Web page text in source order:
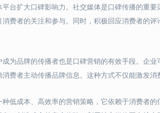
台扩大口碑影响力。社交媒体是口碑传播的重
费者的关注和参与。同时，积极回应消费者的
为品牌的传播者也是口碑营销的有效手段。企
费者主动传播品牌信息。这种方式不仅能激发
低成本、高效率的营销策略，它依赖于消费者